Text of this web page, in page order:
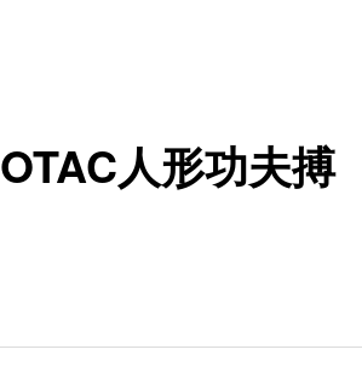
人形功夫搏